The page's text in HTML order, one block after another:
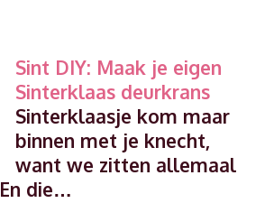
Sint DIY: Maak je eigen
Sinterklaas deurkrans
Sinterklaasje kom maar
binnen met je knecht,
want we zitten allemaal
die…